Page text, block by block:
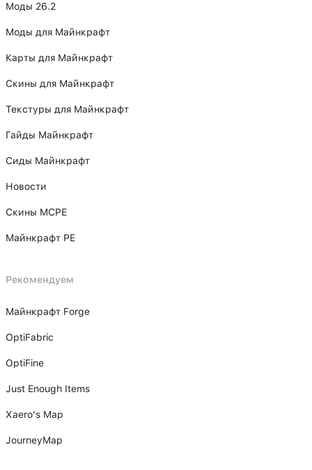
Моды 26.2
Моды для Майнкрафт
Карты для Майнкрафт
Скины для Майнкрафт
Текстуры для Майнкрафт
Гайды Майнкрафт
Сиды Майнкрафт
Новости
Скины MCPE
Майнкрафт PE
Рекомендуем
Майнкрафт Forge
OptiFabric
OptiFine
Just Enough Items
Xаero's Mаp
JourneyMap